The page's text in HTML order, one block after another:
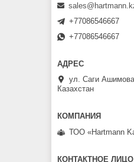
+77086546667
+77086546667
ул. Саги
Казахстан
ТОО «Hartmann